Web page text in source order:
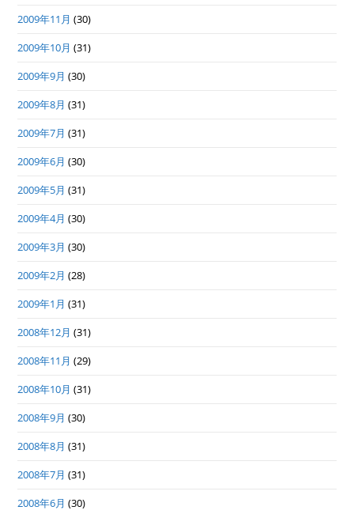
2009年11月 (30)
2009年10月 (31)
2009年9月 (30)
2009年8月 (31)
2009年7月 (31)
2009年6月 (30)
2009年5月 (31)
2009年4月 (30)
2009年3月 (30)
2009年2月 (28)
2009年1月 (31)
2008年12月 (31)
2008年11月 (29)
2008年10月 (31)
2008年9月 (30)
2008年8月 (31)
2008年7月 (31)
2008年6月 (30)